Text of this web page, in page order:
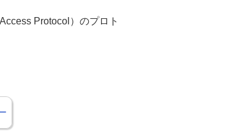
Protocol）のプロト